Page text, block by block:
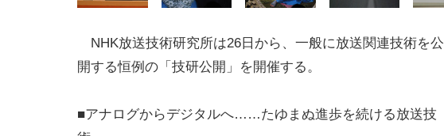
NHK放送技術研究所は26日から、一般に放送関連技術を公
開する恒例の「技研公開」を開催する。
■アナログからデジタルへ……たゆまぬ進歩を続ける放送技